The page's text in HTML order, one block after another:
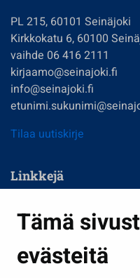
Tämä
evästeitä
PL 215, 60101 Seinäjoki
Kirkkokatu 6, 60100
vaihde 06 416 2111
kirjaamo@seinajoki.fi
info@seinajoki.fi
Tilaa uutiskirje
Linkkejä
Kasvatus ja opetus
Kulttuuri ja liikunta